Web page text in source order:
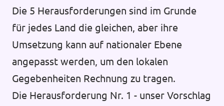
Die 5 Herausforderungen sind im Grunde
für jedes Land die gleichen, aber ihre
Umsetzung kann auf nationaler Ebene
angepasst werden, um den lokalen
Gegebenheiten Rechnung zu tragen.
Die Herausforderung Nr. 1 - unser Vorschlag